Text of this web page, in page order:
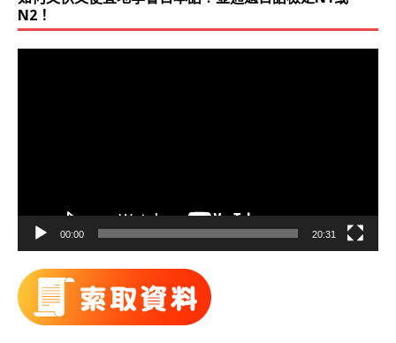
N2！
00:00 20:31